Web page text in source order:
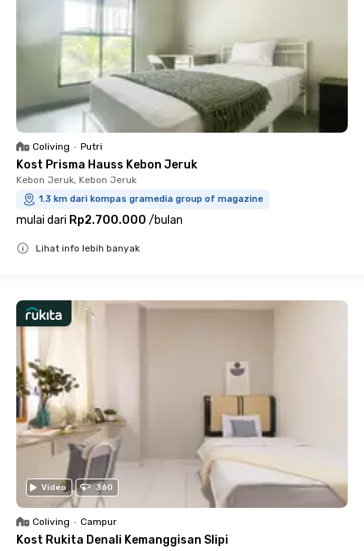
Coliving • Putri
Kost Prisma Hauss Kebon Jeruk
Kebon Jeruk, Kebon Jeruk
1.3 km dari kompas gramedia group of magazine
mulai dari Rp2.700.000 /bulan
Lihat info lebih banyak
Video 360
Coliving • Campur
Kost Rukita Denali Kemanggisan Slipi